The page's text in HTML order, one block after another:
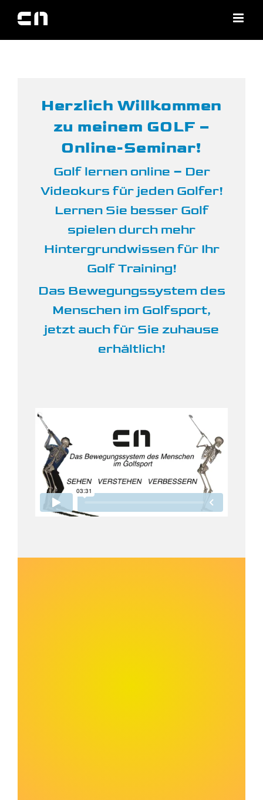
Inhalt
springen
Herzlich Willkommen
zu meinem GOLF –
Online-Seminar!
Golf lernen online – Der
Videokurs für jeden Golfer!
Lernen Sie besser Golf
spielen durch mehr
Hintergrundwissen für Ihr
Golf Training!
Das Bewegungssystem des
Menschen im Golfsport,
jetzt auch für Sie zuhause
erhältlich!